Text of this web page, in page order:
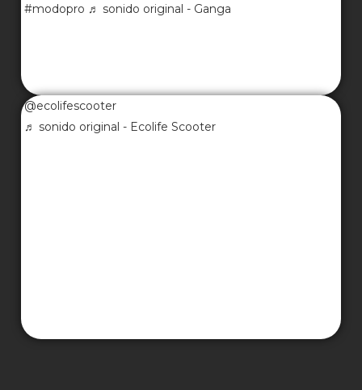
#modopro ♬ sonido original - Ganga
@ecolifescooter
♬ sonido original - Ecolife Scooter